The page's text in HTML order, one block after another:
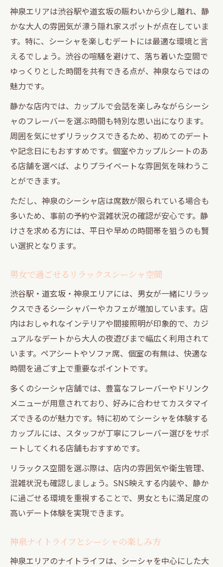
神泉エリアは渋谷駅や道玄坂の賑わいから少し離れ、静
かな大人の雰囲気が漂う隠れ家スポットが点在していま
す。特に、シーシャを楽しむデートには最適な環境と言
えるでしょう。渋谷の喧騒を避けて、落ち着いた空間で
ゆっくりとした時間を共有できる点が、神泉ならではの
魅力です。
静かな店内では、カップルで会話を楽しみながらシーシ
ャのフレーバーを選ぶ時間も特別な思い出になります。
周囲を気にせずリラックスできるため、初めてのデート
や記念日にもおすすめです。個室やカップルシートのあ
る店舗を選べば、よりプライベートな雰囲気を味わうこ
とができます。
ただし、神泉のシーシャ店は席数が限られている場合も
多いため、事前の予約や混雑状況の確認が安心です。静
けさを求める方には、平日や早めの時間帯を狙うのも賢
い選択となります。
男女で過ごせるリラックスシーシャ空間
渋谷駅・道玄坂・神泉エリアには、男女が一緒にリラッ
クスできるシーシャバーやカフェが増加しています。店
内はおしゃれなインテリアや間接照明が印象的で、カジ
ュアルなデートから大人の夜遊びまで幅広く利用されて
います。ペアシートやソファ席、個室の有無は、快適な
時間を過ごす上で重要なポイントです。
多くのシーシャ店舗では、豊富なフレーバーやドリンク
メニューが用意されており、好みに合わせてカスタマイ
ズできるのが魅力です。特に初めてシーシャを体験する
カップルには、スタッフが丁寧にフレーバー選びをサポ
ートしてくれる店舗もおすすめです。
リラックス空間を選ぶ際は、店内の雰囲気や衛生管理、
混雑状況も確認しましょう。SNS映えする内装や、静か
に過ごせる環境を重視することで、男女ともに満足度の
高いデート体験を実現できます。
神泉ナイトライフとシーシャの楽しみ方
神泉エリアのナイトライフは、シーシャを中心にした大